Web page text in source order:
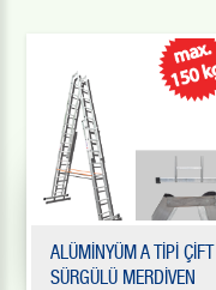
ALÜMİNYÜM A TİPİ ÇİFT
SÜRGÜLÜ MERDİVEN